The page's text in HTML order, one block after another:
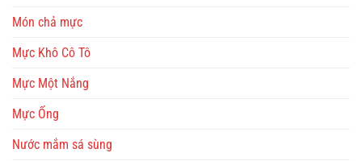
Món chả mực
Mực Khô Cô Tô
Mực Một Nắng
Mực Ống
Nước mắm sá sùng